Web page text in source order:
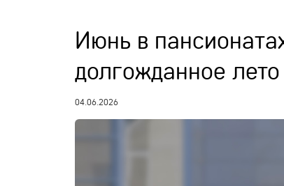
Июнь в
долгожданное лето
04.06.2026